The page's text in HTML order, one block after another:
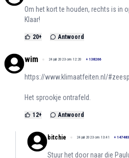
Om het kort te houden, rechts is in
Klaar!
20+ Antwoord
wim 24 juli 2023 om 12:20 + 138266
https://www.klimaatfeiten.nl/
Het sprookje ontrafeld.
12+ Antwoord
bitchie 24 juli 2023 om 13:41 + 147483
Stuur het door naar die